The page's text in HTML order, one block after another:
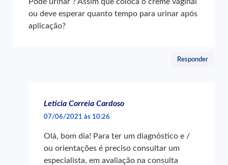
ou deve esperar quanto tempo para urinar após
aplicação?
Responder
Leticia Correia Cardoso
07/06/2021 às 10:26
Olá, bom dia! Para ter um diagnóstico e /
ou orientações é preciso consultar um
especialista, em avaliação na consulta